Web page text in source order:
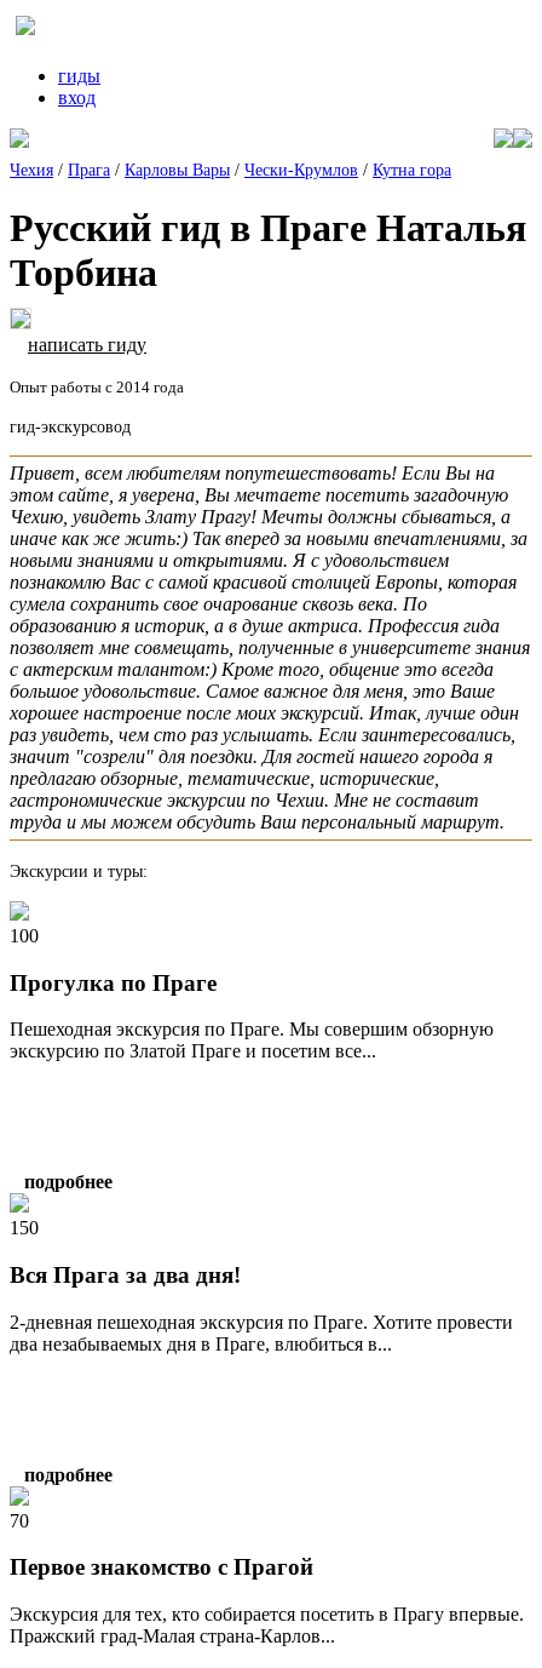
гиды
вход
Чехия / Прага / Карловы Вары / Чески-Крумлов / Кутна гора
Русский гид в Праге Наталья
Торбина
написать гиду
Опыт работы с 2014 года
гид-экскурсовод
Привет, всем любителям попутешествовать! Если Вы на
этом сайте, я уверена, Вы мечтаете посетить загадочную
Чехию, увидеть Злату Прагу! Мечты должны сбываться, а
иначе как же жить:) Так вперед за новыми впечатлениями, за
новыми знаниями и открытиями. Я с удовольствием
познакомлю Вас с самой красивой столицей Европы, которая
сумела сохранить свое очарование сквозь века. По
образованию я историк, а в душе актриса. Профессия гида
позволяет мне совмещать, полученные в университете знания
с актерским талантом:) Кроме того, общение это всегда
большое удовольствие. Самое важное для меня, это Ваше
хорошее настроение после моих экскурсий. Итак, лучше один
раз увидеть, чем сто раз услышать. Если заинтересовались,
значит "созрели" для поездки. Для гостей нашего города я
предлагаю обзорные, тематические, исторические,
гастрономические экскурсии по Чехии. Мне не составит
труда и мы можем обсудить Ваш персональный маршрут.
Экскурсии и туры:
100
Прогулка по Праге
Пешеходная экскурсия по Праге. Мы совершим обзорную
экскурсию по Златой Праге и посетим все...
подробнее
150
Вся Прага за два дня!
2-дневная пешеходная экскурсия по Праге. Хотите провести
два незабываемых дня в Праге, влюбиться в...
подробнее
70
Первое знакомство с Прагой
Экскурсия для тех, кто собирается посетить в Прагу впервые.
Пражский град-Малая страна-Карлов...